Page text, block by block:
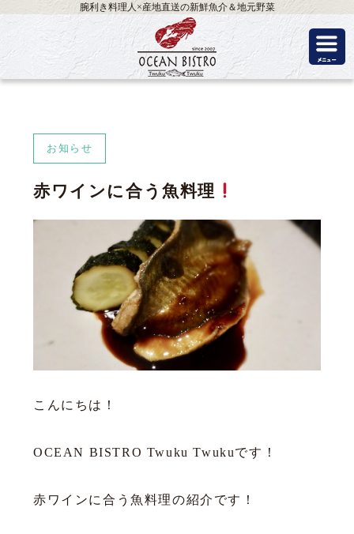
腕利き料理人×産地直送の新鮮魚介＆地元野菜
お知らせ
赤ワインに合う魚料理
こんにちは！
OCEAN BISTRO Twuku Twukuです！
赤ワインに合う魚料理の紹介です！